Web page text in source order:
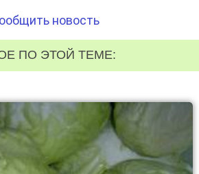
новость
ПО ЭТОЙ ТЕМЕ: